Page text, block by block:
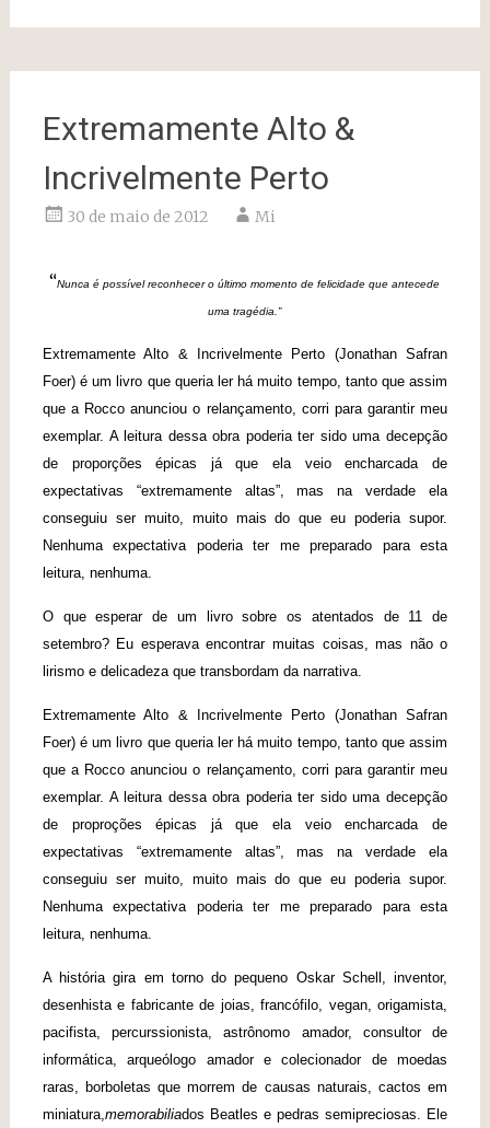
Extremamente Alto &
Incrivelmente Perto
30 de maio de 2012 Mi
“Nunca é possível reconhecer o último momento de felicidade que antecede
uma tragédia.”
Extremamente Alto & Incrivelmente Perto (Jonathan Safran
Foer) é um livro que queria ler há muito tempo, tanto que assim
que a Rocco anunciou o relançamento, corri para garantir meu
exemplar. A leitura dessa obra poderia ter sido uma decepção
de proporções épicas já que ela veio encharcada de
expectativas “extremamente altas”, mas na verdade ela
conseguiu ser muito, muito mais do que eu poderia supor.
Nenhuma expectativa poderia ter me preparado para esta
leitura, nenhuma.
O que esperar de um livro sobre os atentados de 11 de
setembro? Eu esperava encontrar muitas coisas, mas não o
lirismo e delicadeza que transbordam da narrativa.
Extremamente Alto & Incrivelmente Perto (Jonathan Safran
Foer) é um livro que queria ler há muito tempo, tanto que assim
que a Rocco anunciou o relançamento, corri para garantir meu
exemplar. A leitura dessa obra poderia ter sido uma decepção
de proproções épicas já que ela veio encharcada de
expectativas “extremamente altas”, mas na verdade ela
conseguiu ser muito, muito mais do que eu poderia supor.
Nenhuma expectativa poderia ter me preparado para esta
leitura, nenhuma.
A história gira em torno do pequeno Oskar Schell, inventor,
desenhista e fabricante de joias, francófilo, vegan, origamista,
pacifista, percurssionista, astrônomo amador, consultor de
informática, arqueólogo amador e colecionador de moedas
raras, borboletas que morrem de causas naturais, cactos em
miniatura,memorabiliados Beatles e pedras semipreciosas. Ele